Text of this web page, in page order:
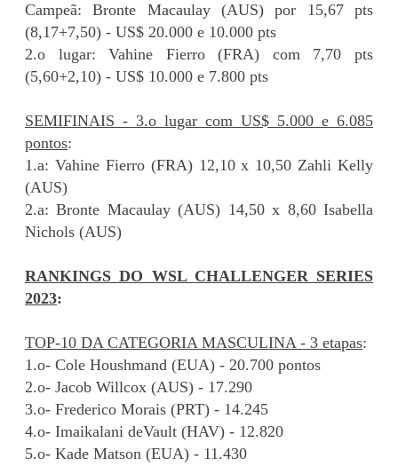
Campeã: Bronte Macaulay (AUS) por 15,67 pts
(8,17+7,50) - US$ 20.000 e 10.000 pts
2.o lugar: Vahine Fierro (FRA) com 7,70 pts
(5,60+2,10) - US$ 10.000 e 7.800 pts
SEMIFINAIS - 3.o lugar com US$ 5.000 e 6.085
pontos:
1.a: Vahine Fierro (FRA) 12,10 x 10,50 Zahli Kelly
(AUS)
2.a: Bronte Macaulay (AUS) 14,50 x 8,60 Isabella
Nichols (AUS)
RANKINGS DO WSL CHALLENGER SERIES
2023:
TOP-10 DA CATEGORIA MASCULINA - 3 etapas:
1.o- Cole Houshmand (EUA) - 20.700 pontos
2.o- Jacob Willcox (AUS) - 17.290
3.o- Frederico Morais (PRT) - 14.245
4.o- Imaikalani deVault (HAV) - 12.820
5.o- Kade Matson (EUA) - 11.430